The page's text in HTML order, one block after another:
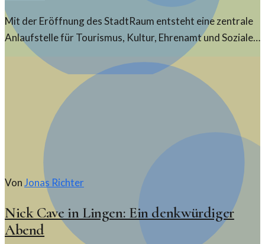
Mit der Eröffnung des StadtRaum entsteht eine zentrale
Anlaufstelle für Tourismus, Kultur, Ehrenamt und Soziales.
Der Raum bietet vielfältige Angebote für Bürger und
VonJonas Richter
Nick Cave in Lingen: Ein denkwürdiger
Abend